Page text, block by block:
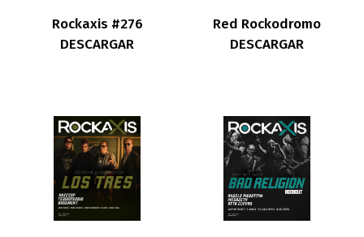
Rockaxis #276
DESCARGAR
Red Rockodromo
DESCARGAR